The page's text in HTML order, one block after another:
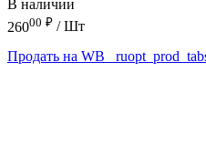
В наличии
26000 ₽ / Шт
Продать на WB